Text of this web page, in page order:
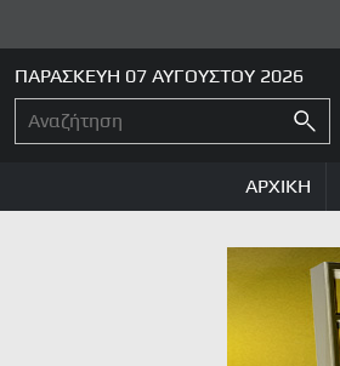
ΠΑΡΑΣΚΕΥΗ 07 ΑΥΓΟΥΣΤΟΥ 2026
ΑΡΧΙΚΗ